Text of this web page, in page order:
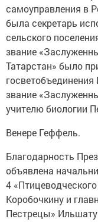
самоуправления в
была секретарь
сельского
звание
Татарстан» было
звание
учителю биологии
Венере Геффель.
Благодарность
объявлена
4
Коробочкину и
Пестрецы»